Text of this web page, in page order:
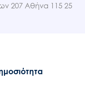
207 Αθήνα 115 25